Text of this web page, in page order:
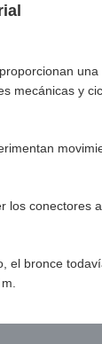
mecánicas y
los conectores
el bronce